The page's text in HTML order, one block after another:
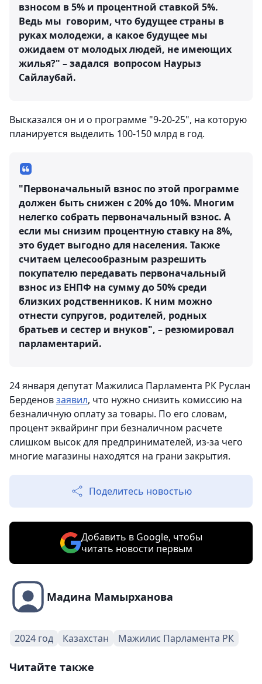
взносом в 5% и процентной ставкой 5%.
Ведь мы говорим, что будущее страны в
руках молодежи, а какое будущее мы
ожидаем от молодых людей, не имеющих
жилья?" – задался вопросом Наурыз
Сайлаубай.
Высказался он и о программе "9-20-25", на которую
планируется выделить 100-150 млрд в год.
"Первоначальный взнос по этой программе
должен быть снижен с 20% до 10%. Многим
нелегко собрать первоначальный взнос. А
если мы снизим процентную ставку на 8%,
это будет выгодно для населения. Также
считаем целесообразным разрешить
покупателю передавать первоначальный
взнос из ЕНПФ на сумму до 50% среди
близких родственников. К ним можно
отнести супругов, родителей, родных
братьев и сестер и внуков", – резюмировал
парламентарий.
24 января депутат Мажилиса Парламента РК Руслан
Берденовзаявил, что нужно снизить комиссию на
безналичную оплату за товары. По его словам,
процент эквайринг при безналичном расчете
слишком высок для предпринимателей, из-за чего
многие магазины находятся на грани закрытия.
Поделитесь новостью
Добавить в Google, чтобы
читать новости первым
Мадина Мамырханова
2024 год Казахстан Мажилис Парламента РК
Читайте также